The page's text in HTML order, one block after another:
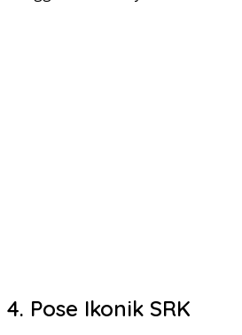
4. Pose Ikonik SRK